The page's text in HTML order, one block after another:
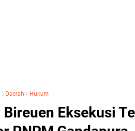
〉 Daerah ⁄ Hukum
Bireuen Eksekusi